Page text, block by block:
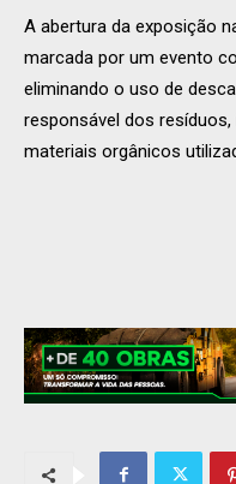
A abertura da exposição
marcada por um evento
eliminando o uso de
responsável dos
materiais orgânicos